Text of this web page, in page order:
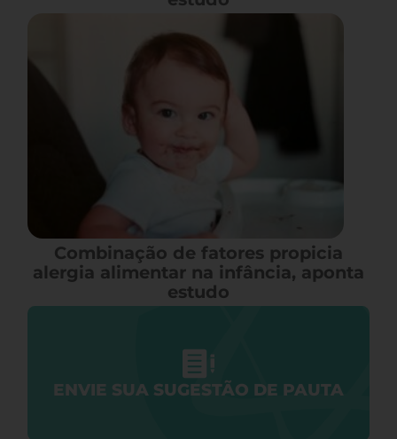
Combinação de fatores propicia
alergia alimentar na infância, aponta
estudo
ENVIE SUA SUGESTÃO DE PAUTA